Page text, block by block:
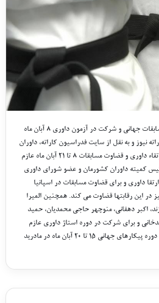
۹ داور کشورمان برای قضاوت در مسابقات جهانی و شرکت در آزمون داوری ۸ آبان ماه
نیوز و به نقل از سایت فدراسیون کاراته، داوران
کشورمان برای شرکت در استاژ و ارتقاء داوری و قضاوت مسابقات ۸ تا ۲۱ آبان ماه عازم
کمیته داوران کشورمان و عضو شورای داوری
داوری و برای قضاوت مسابقات در اسپانیا
در این رقابتها قضاوت می کند. همچنین المیرا
اکبر دهقانی، منوچهر حاجی محمدیان، حمید
و برای شرکت در دوره استاژ داوری عازم
اسپانیا می شوند. بیست و چهارمین دوره پیکارهای جهانی ۱۵ تا ۲۰ آبان ماه در مادرید